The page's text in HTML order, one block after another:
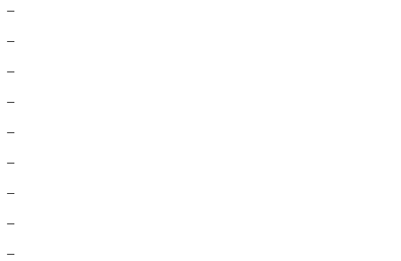
–
–
–
–
–
–
–
–
–